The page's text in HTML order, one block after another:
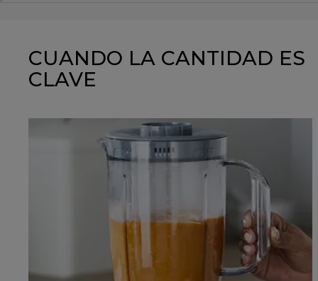
CUANDO LA CANTIDAD ES
CLAVE